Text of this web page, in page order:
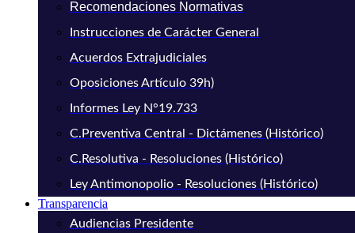
Recomendaciones Normativas
Instrucciones de Carácter General
Acuerdos Extrajudiciales
Oposiciones Artículo 39h)
Informes Ley N°19.733
C.Preventiva Central - Dictámenes (Histórico)
C.Resolutiva - Resoluciones (Histórico)
Ley Antimonopolio - Resoluciones (Histórico)
Transparencia
Audiencias Presidente